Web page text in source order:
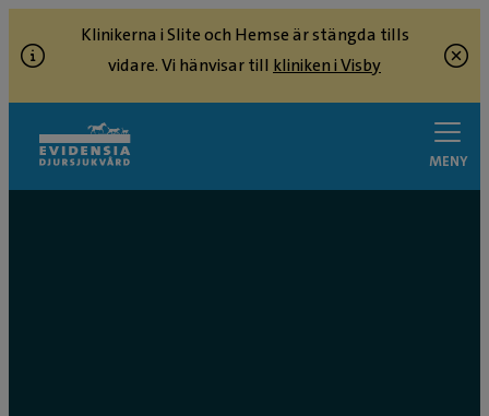
Klinikerna i Slite och Hemse är stängda tills
vidare. Vi hänvisar till kliniken i Visby
MENY